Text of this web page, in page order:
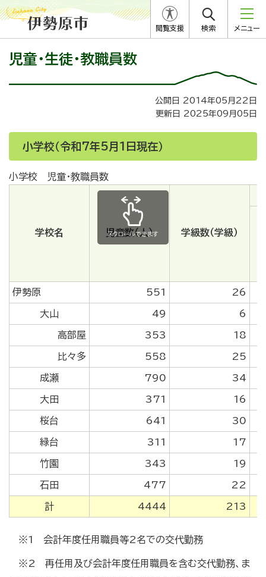
閲覧支援 検索 メニュー
児童・生徒・教職員数
公開日 2014年05月22日
更新日 2025年09月05日
小学校（令和7年5月1日現在）
小学校 児童・教職員数
学校名 児童数（人） 学級数（学級）
伊勢原 551 26
大山 49 6
高部屋 353 18
比々多 558 25
成瀬 790 34
大田 371 16
桜台 641 30
緑台 311 17
竹園 343 19
石田 477 22
計 4444 213
スクロールできます
※1 会計年度任用職員等2名での交代勤務
※2 再任用及び会計年度任用職員を含む交代勤務、ま